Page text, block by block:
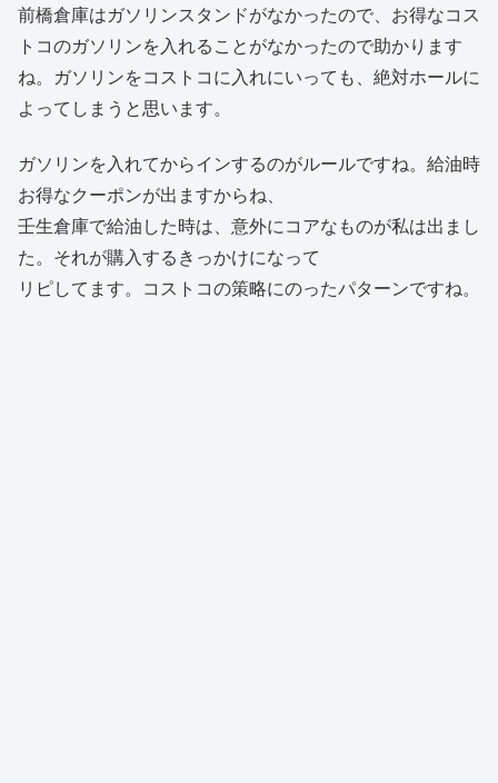
前橋倉庫はガソリンスタンドがなかったので、お得なコス
トコのガソリンを入れることがなかったので助かります
ね。ガソリンをコストコに入れにいっても、絶対ホールに
よってしまうと思います。
ガソリンを入れてからインするのがルールですね。給油時
お得なクーポンが出ますからね、
壬生倉庫で給油した時は、意外にコアなものが私は出まし
た。それが購入するきっかけになって
リピしてます。コストコの策略にのったパターンですね。